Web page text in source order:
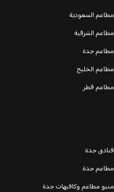
مطاعم السعودية
مطاعم الشرقية
مطاعم جدة
مطاعم الخليج
مطاعم قطر
فنادق جدة
مطاعم جدة
منيو مطاعم وكافيهات جدة